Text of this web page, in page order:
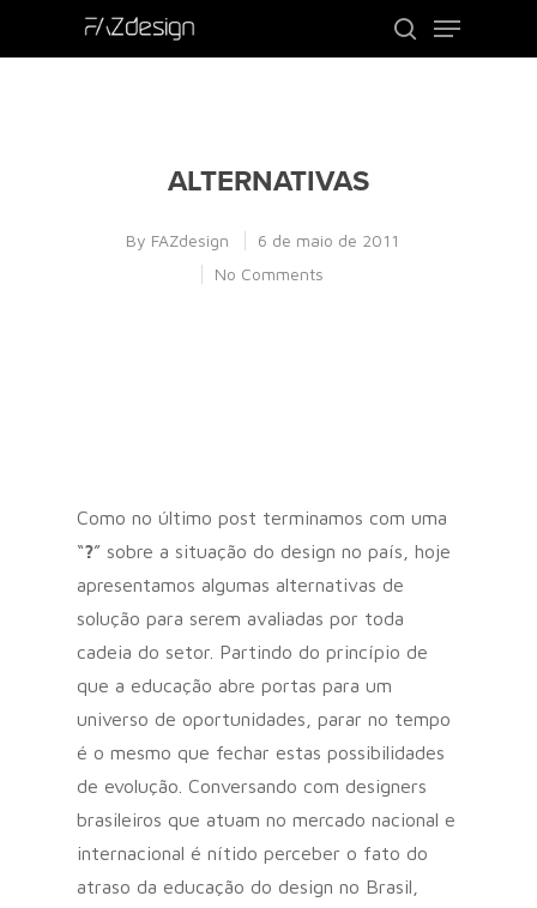
ALTERNATIVAS
By FAZdesign
6 de maio de 2011
No Comments
Como no último post terminamos com uma
“?” sobre a situação do design no país, hoje
apresentamos algumas alternativas de
solução para serem avaliadas por toda
cadeia do setor. Partindo do princípio de
que a educação abre portas para um
universo de oportunidades, parar no tempo
é o mesmo que fechar estas possibilidades
de evolução. Conversando com designers
brasileiros que atuam no mercado nacional e
internacional é nítido perceber o fato do
atraso da educação do design no Brasil,